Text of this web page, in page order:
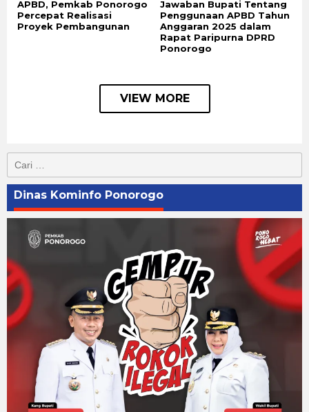
APBD, Pemkab Ponorogo
Percepat Realisasi
Proyek Pembangunan
Jawaban Bupati Tentang
Penggunaan APBD Tahun
Anggaran 2025 dalam
Rapat Paripurna DPRD
Ponorogo
VIEW MORE
untuk:
Dinas Kominfo Ponorogo